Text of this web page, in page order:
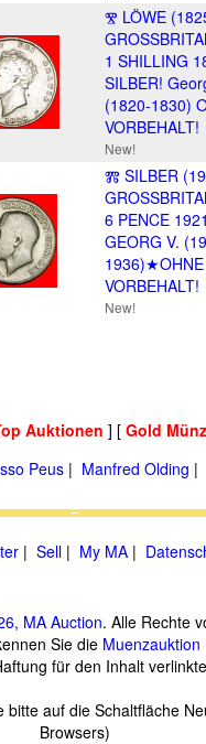
Ⰺ LÖWE
1 SHILLING
SILBER!
(1820-1830)
VORBEHALT!
New!
Ⰿ SILBER
6 PENCE
GEORG V.
1936)★OHNE
VORBEHALT!
New!
Auktionen ] [ Gold
Peus| Manfred Olding |
| Sell| My MA|
MA Auction. Alle Rechte
Sie die Muenzauktion
für den Inhalt
bitte auf die Schaltfläche
Browsers)